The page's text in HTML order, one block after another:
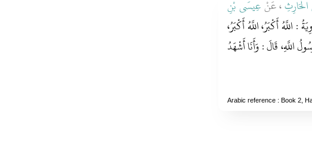
، عَنْعِيسَى بْنِ
: اللَّهُ أَكْبَرُ، اللَّهُ أَكْبَرُ،
اللَّهِ، قَالَ : وَأَنَا أَشْهَدُ
Arabic reference: Book 2,